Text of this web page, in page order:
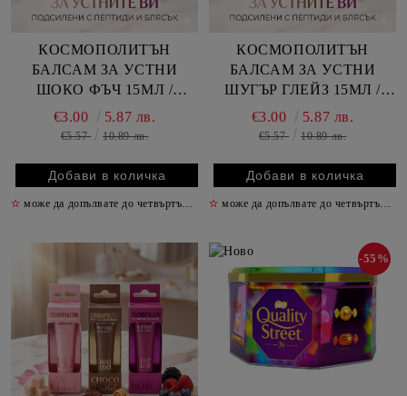
КОСМОПОЛИТЪН
БАЛСАМ ЗА УСТНИ
ШОКО ФЪЧ 15МЛ /
КАФЯВ/
€3.00 5.87 лв.
€5.57 10.89 лв.
✫ може да допълвате до четвъртък включително ✫
КОСМОПОЛИТЪН
БАЛСАМ ЗА УСТНИ
ШУГЪР ГЛЕЙЗ 15МЛ /
РОЗОВ/
€3.00 5.87 лв.
€5.57 10.89 лв.
✫ може да допълвате до четвъртък включително
-55%